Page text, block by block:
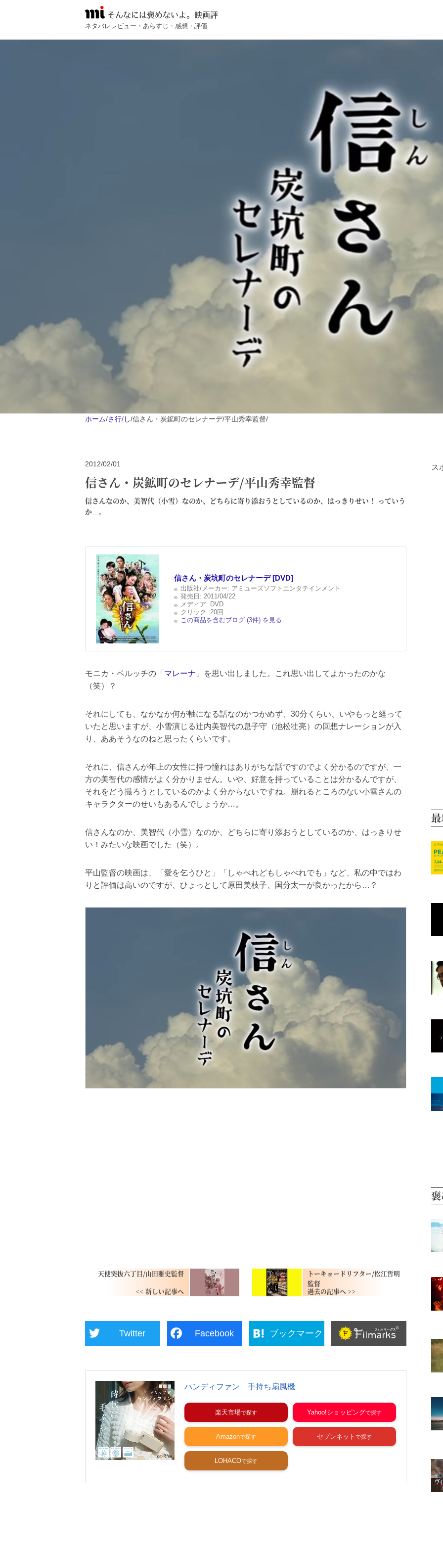
そんなには褒めないよ。映画評
ネタバレレビュー・あらすじ・感想・評価
ホーム/さ行/し/信さん・炭鉱町のセレナーデ/平山秀幸監督/
2012/02/01
信さん・炭鉱町のセレナーデ/平山秀幸監督
信さんなのか、美智代（小雪）なのか、どちらに寄り添おうとしているのか、はっきりせい！ っていう
か…。
信さん・炭坑町のセレナーデ [DVD]
出版社/メーカー: アミューズソフトエンタテインメント
発売日: 2011/04/22
メディア: DVD
クリック : 20回
この商品を含むブログ (3件) を見る
モニカ・ベルッチの「 マレーナ 」を思い出しました。これ思い出してよかったのかな
（笑）？
それにしても、なかなか何が軸になる話なのかつかめず、30分くらい、いやもっと経って
いたと思いますが、小雪演じる辻内美智代の息子守（池松壮亮）の回想ナレーションが入
り、ああそうなのねと思ったくらいです。
それに、信さんが年上の女性に持つ憧れはありがちな話ですのでよく分かるのですが、一
方の美智代の感情がよく分かりません。いや、好意を持っていることは分かるんですが、
それをどう撮ろうとしているのかよく分からないですね。崩れるところのない小雪さんの
キャラクターのせいもあるんでしょうか…。
信さんなのか、美智代（小雪）なのか、どちらに寄り添おうとしているのか、はっきりせ
い！みたいな映画でした（笑）。
平山監督の映画は、「愛を乞うひと」「しゃべれどもしゃべれでも」など、私の中ではわ
りと評価は高いのですが、ひょっとして原田美枝子、国分太一が良かったから…？
トーキョードリフター/松江哲明
監督
天使突抜六丁目/山田雅史監督
Twitter Facebook ブックマーク
ハンディファン 手持ち扇風機
楽天市場 Yahoo!ショッピング
Amazon セブンネット
LOHACO
ス